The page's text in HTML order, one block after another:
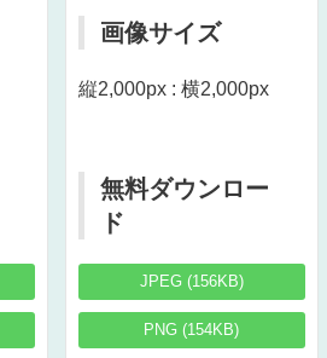
画像サイズ
縦2,000px : 横2,000px
無料ダウンロー
ド
JPEG (156KB)
PNG (154KB)